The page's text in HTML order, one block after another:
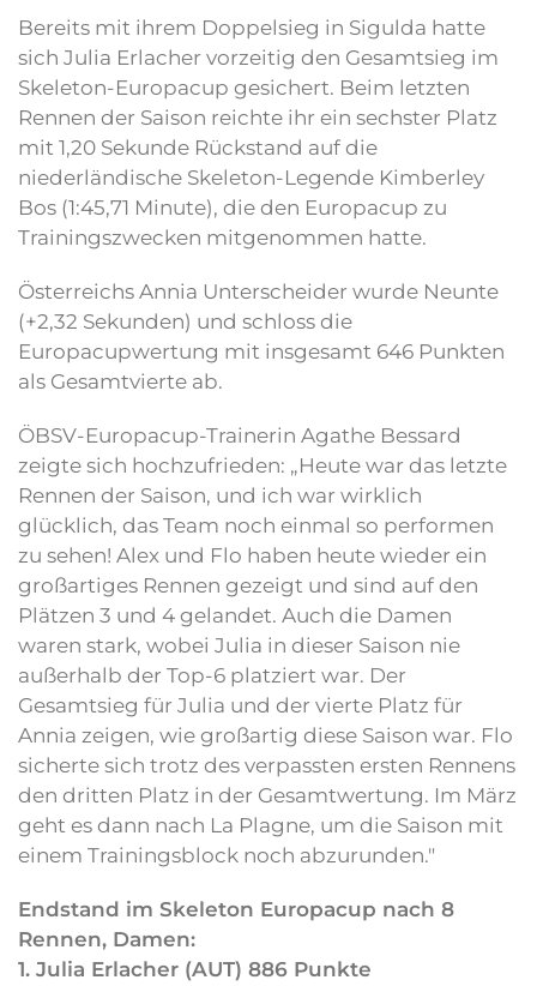
Bereits mit ihrem Doppelsieg in Sigulda hatte
sich Julia Erlacher vorzeitig den Gesamtsieg im
Skeleton-Europacup gesichert. Beim letzten
Rennen der Saison reichte ihr ein sechster Platz
mit 1,20 Sekunde Rückstand auf die
niederländische Skeleton-Legende Kimberley
Bos (1:45,71 Minute), die den Europacup zu
Trainingszwecken mitgenommen hatte.
Österreichs Annia Unterscheider wurde Neunte
(+2,32 Sekunden) und schloss die
Europacupwertung mit insgesamt 646 Punkten
als Gesamtvierte ab.
ÖBSV-Europacup-Trainerin Agathe Bessard
zeigte sich hochzufrieden: „Heute war das letzte
Rennen der Saison, und ich war wirklich
glücklich, das Team noch einmal so performen
zu sehen! Alex und Flo haben heute wieder ein
großartiges Rennen gezeigt und sind auf den
Plätzen 3 und 4 gelandet. Auch die Damen
waren stark, wobei Julia in dieser Saison nie
außerhalb der Top-6 platziert war. Der
Gesamtsieg für Julia und der vierte Platz für
Annia zeigen, wie großartig diese Saison war. Flo
sicherte sich trotz des verpassten ersten Rennens
den dritten Platz in der Gesamtwertung. Im März
geht es dann nach La Plagne, um die Saison mit
einem Trainingsblock noch abzurunden."
Endstand im Skeleton Europacup nach 8
Rennen, Damen:
1. Julia Erlacher (AUT) 886 Punkte